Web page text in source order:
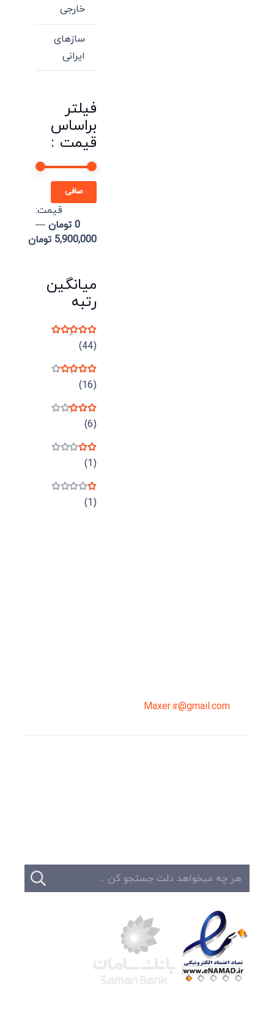
خارجی
سازهای
ایرانی
فیلتر
براساس
قیمت :
صافی
قيمت:
0 تومان
—
5,900,000 تومان
میانگین
رتبه
نمره
(44)
نمره(16)
نمره(6)
نمره(1)
نمره(1)
Maxer.ir@gmail.com